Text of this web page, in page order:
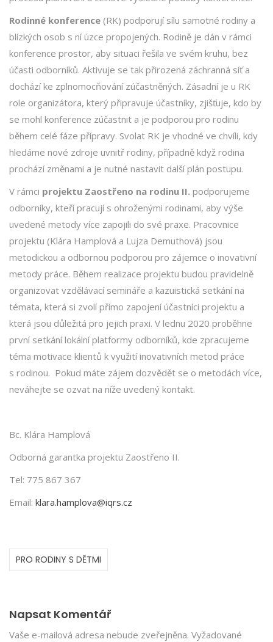
Rodinné konference (RK) podporují sílu samotné rodiny a
blízkých osob s ní úzce propojených. Rodině je dán v rámci
konference prostor, aby situaci řešila ve svém kruhu, bez
účasti odborníků. Aktivuje se tak přirozená záchranná síť a
dochází ke zplnomocňování zúčastněných. Zásadní je u RK
role organizátora, který připravuje účastníky, zjišťuje, kdo by
se mohl konference zúčastnit a je podporou pro rodinu
během celé fáze přípravy. Svolat RK je vhodné ve chvíli, kdy
hledáme nové zdroje uvnitř rodiny, případně když rodina
prochází změnami a je nutné nastavit další plán postupu.
V rámci projektu Zaostřeno na rodinu II. podporujeme
odborníky, kteří pracují s ohroženými rodinami, aby výše
uvedené metody více zapojili do své praxe. Pracovnice
projektu (Klára Hamplová a Lujza Demuthová) jsou
metodickou a odbornou podporou pro zájemce o inovativní
metody práce. Během realizace projektu budou pravidelně
organizovat vzdělávací semináře a kazuistická setkání na
témata, která si zvolí přímo zapojení účastníci projektu a
která jsou důležitá pro jejich praxi. V lednu 2020 proběhne
první setkání lokální platformy odborníků, kde zpracujeme
téma motivace klientů k využití inovativních metod práce
s rodinou. Pokud máte zájem dozvědět se o metodách více,
neváhejte se ozvat na níže uvedený kontakt.
Bc. Klára Hamplová
Odborná garantka projektu Zaostřeno II.
Tel: 775 867 367
Email: klara.hamplova@iqrs.cz
PRO RODINY S DĚTMI
Napsat Komentář
Vaše e-mailová adresa nebude zveřejněna. Vyžadované